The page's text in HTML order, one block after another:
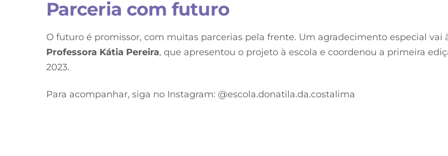
Parceria com futuro
O futuro é promissor, com muitas parcerias pela frente. Um agradecimento especial vai
Professora Kátia Pereira, que apresentou o projeto à escola e coordenou a primeira
2023.
Para acompanhar, siga no Instagram: @escola.donatila.da.costalima